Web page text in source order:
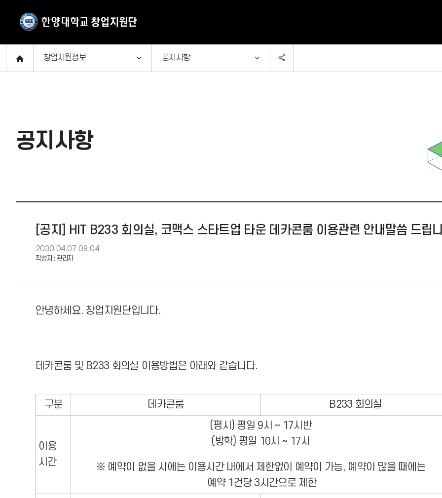
창업지원정보
창업지원정보
공지사항
공지사항
[공지] HIT B233 회의실, 코맥스 스타트업 타운 데카콘룸 이용관련 안내말씀 드립
2030.04.07 09:04
작성자 : 관리자
안녕하세요. 창업지원단입니다.
데카콘룸 및 B233 회의실 이용방법은 아래와 같습니다.
구분 데카콘룸 B233 회의실
이용
시간
(평시) 평일 9시 ~ 17시반
(방학) 평일 10시 ~ 17시
※ 예약이 없을 시에는 이용시간 내에서 제한없이 예약이 가능, 예약이 많을 때에는
예약 1건당 3시간으로 제한